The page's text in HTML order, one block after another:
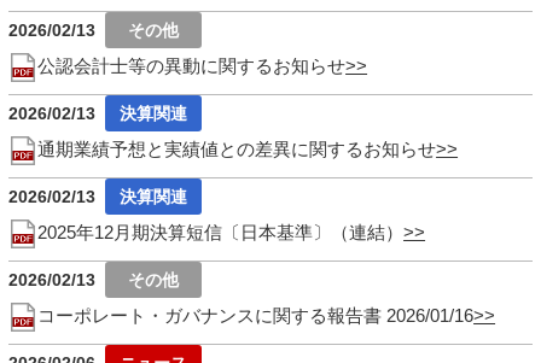
2026/02/13
公認会計士等の異動に関するお知らせ
2026/02/13
通期業績予想と実績値との差異に関するお知らせ
2026/02/13
2025年12月期決算短信〔日本基準〕（連結）
2026/02/13
コーポレート・ガバナンスに関する報告書 2026/01/16